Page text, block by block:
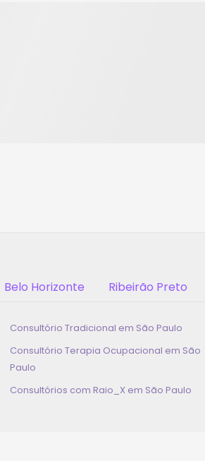
Belo Horizonte Ribeirão Preto
Consultório Tradicional em São Paulo
Consultório Terapia Ocupacional em São
Paulo
Consultórios com Raio_X em São Paulo